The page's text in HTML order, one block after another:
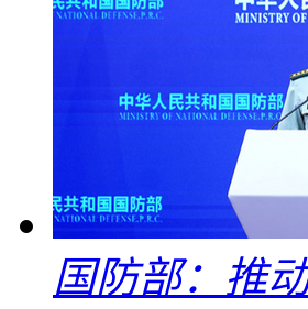
国防部：推